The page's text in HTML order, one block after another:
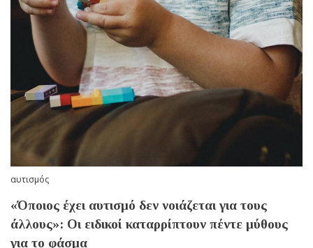
αυτισμός
«Όποιος έχει αυτισμό δεν νοιάζεται για τους
άλλους»: Οι ειδικοί καταρρίπτουν πέντε μύθους
για το φάσμα